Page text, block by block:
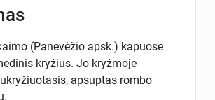
(Panevėžio apsk.) kapuose
kryžius. Jo kryžmoje
apsuptas rombo